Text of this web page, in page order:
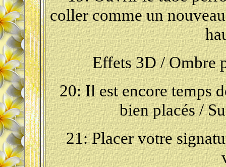
coller comme un
Effets 3D / Ombre
20: Il est encore temps
bien placés /
21: Placer votre